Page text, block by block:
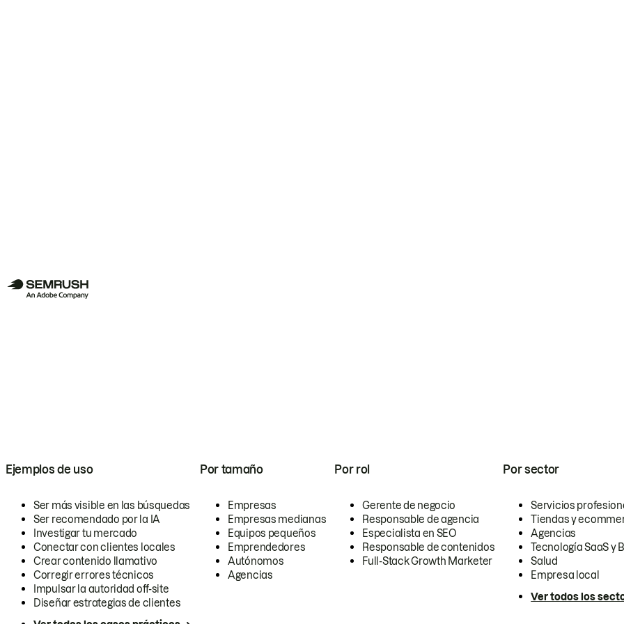
Ejemplos de uso
Ser más visible en las búsquedas
Ser recomendado por la IA
Investigar tu mercado
Conectar con clientes locales
Crear contenido llamativo
Corregir errores técnicos
Impulsar la autoridad off-site
Diseñar estrategias de clientes
Por tamaño
Empresas
Empresas medianas
Equipos pequeños
Emprendedores
Autónomos
Agencias
Por rol
Gerente de negocio
Responsable de agencia
Especialista en SEO
Responsable de contenidos
Full-Stack Growth Marketer
Por sector
Servicios
Tiendas y
Agencias
Tecnología SaaS y
Salud
Empresa local
Ver todos los